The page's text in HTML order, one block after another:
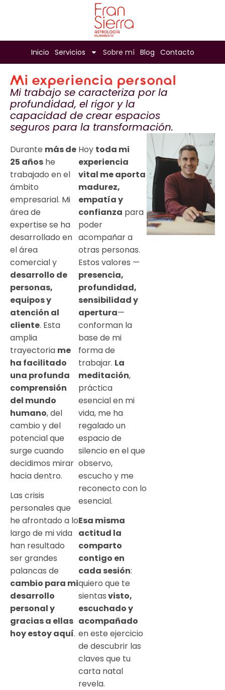
Inicio Servicios Sobre mí Blog Contacto
Mi experiencia personal
Mi trabajo se caracteriza por la
profundidad, el rigor y la
capacidad de crear espacios
seguros para la transformación.
Durante más de
25 años he
trabajado en el
ámbito
empresarial. Mi
área de
expertise se ha
desarrollado en
el área
comercial y
desarrollo de
personas,
equipos y
atención al
cliente. Esta
amplia
trayectoria me
ha facilitado
una profunda
comprensión
del mundo
humano, del
cambio y del
potencial que
surge cuando
decidimos mirar
hacia dentro.
Las crisis
personales que
he afrontado a lo
largo de mi vida
han resultado
ser grandes
palancas de
cambio para mi
desarrollo
personal y
gracias a ellas
hoy estoy aquí.
Hoy toda mi
experiencia
vital me aporta
madurez,
empatía y
confianza para
poder
acompañar a
otras personas.
Estos valores —
presencia,
profundidad,
sensibilidad y
apertura—
conforman la
base de mi
forma de
trabajar. La
meditación,
práctica
esencial en mi
vida, me ha
regalado un
espacio de
silencio en el que
observo,
escucho y me
reconecto con lo
esencial.
Esa misma
actitud la
comparto
contigo en
cada sesión:
quiero que te
sientasvisto,
escuchado y
acompañado
en este ejercicio
de descubrir las
claves que tu
carta natal
revela.